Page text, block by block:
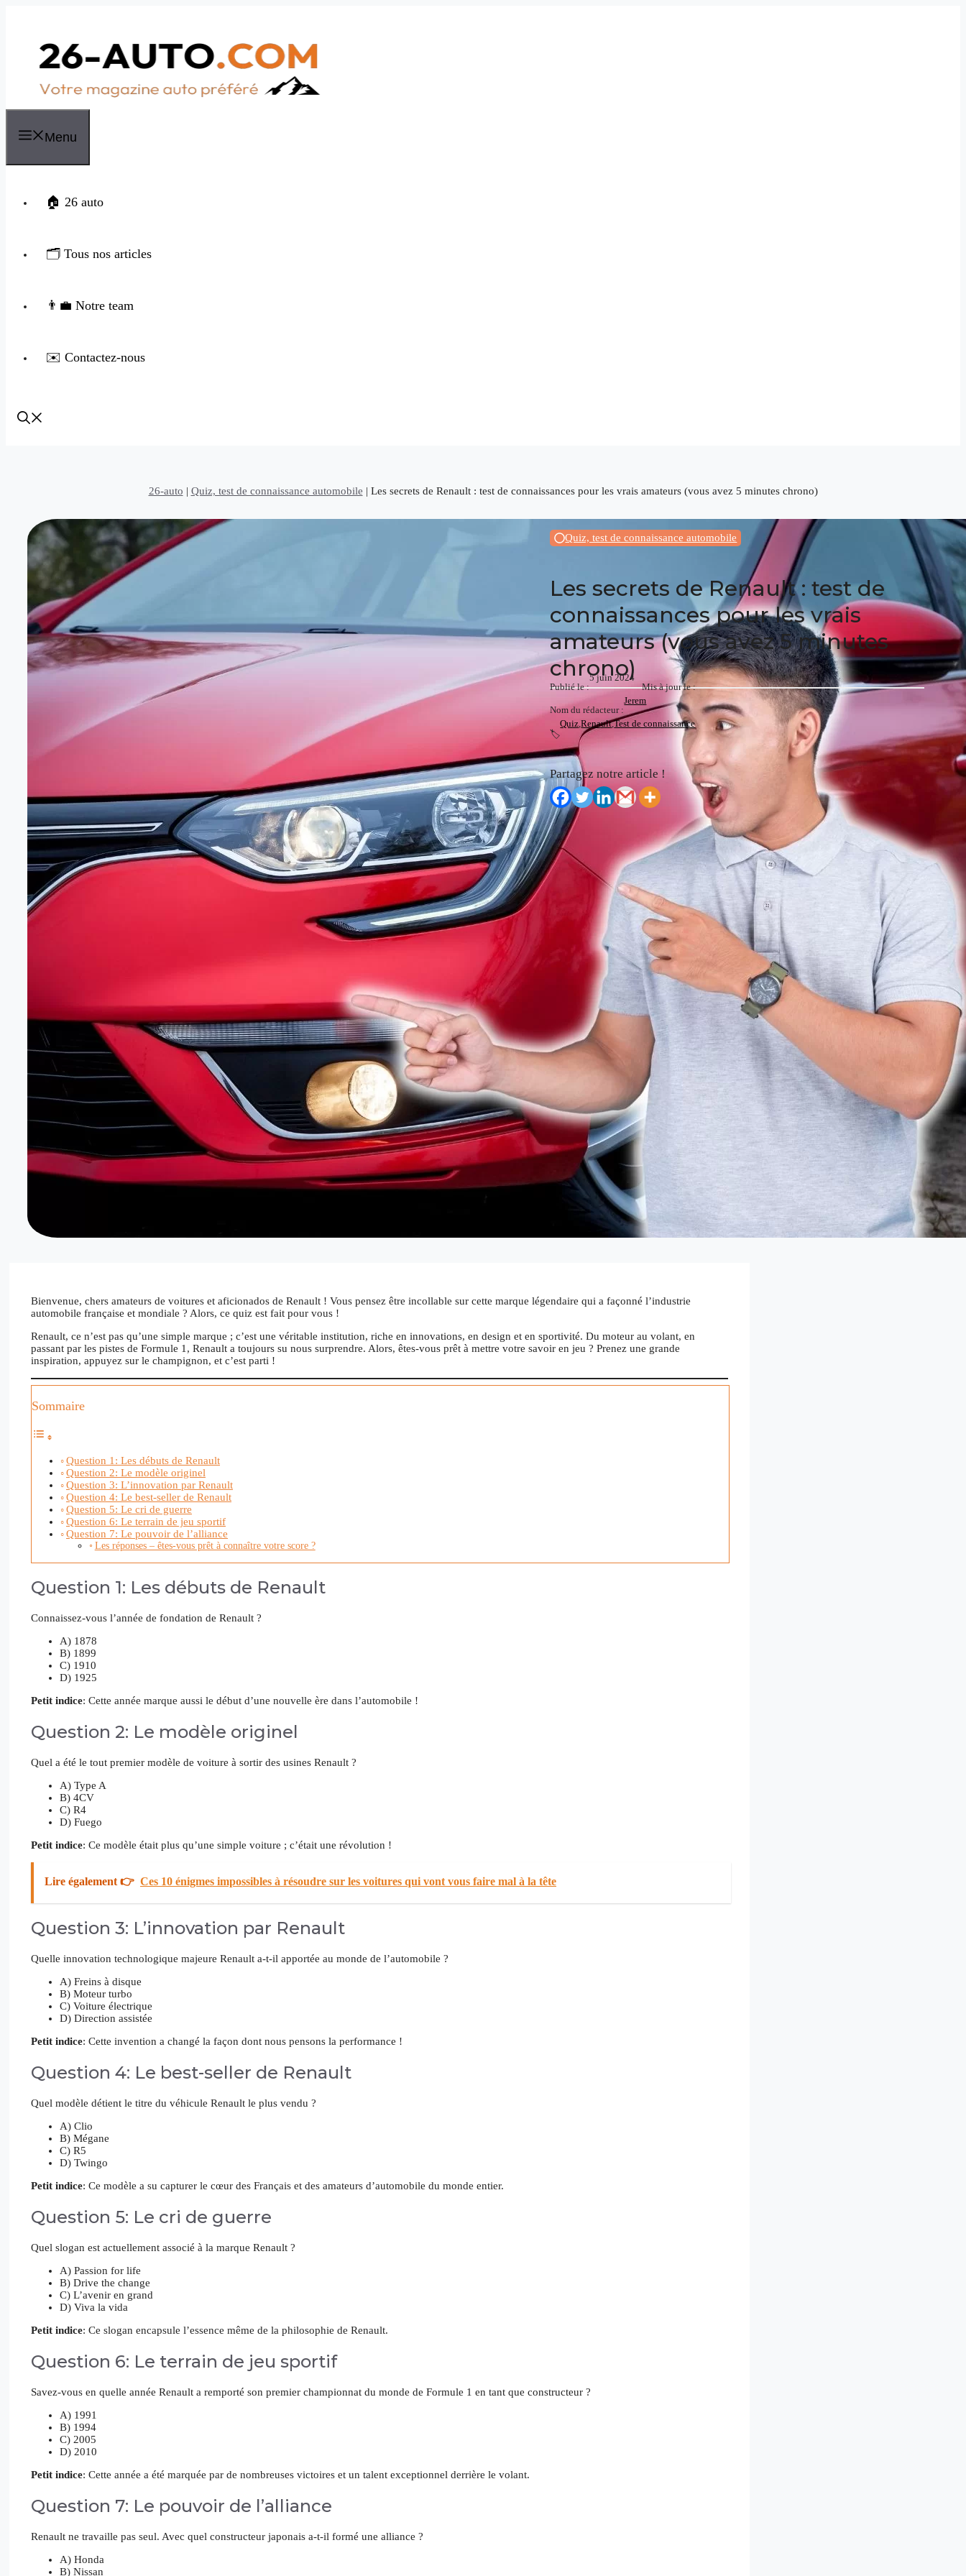
Menu
🏠 26 auto
🗂️ Tous nos articles
👨‍💼 Notre team
✉️ Contactez-nous
26-auto | Quiz, test de connaissance automobile | Les secrets de Renault : test de connaissances pour les vrais amateurs (vous avez 5 minutes chrono)
Quiz, test de connaissance automobile
Les secrets de Renault : test de
connaissances pour les vrais
amateurs (vous avez 5 minutes
chrono)
Publié le :
5 juin 2024
Mis à jour le :
Nom du rédacteur :
Jerem
🏷️
Quiz,Renault,Test de connaissance
Partagez notre article !
Bienvenue, chers amateurs de voitures et aficionados de Renault ! Vous pensez être incollable sur cette marque légendaire qui a façonné l’industrie
automobile française et mondiale ? Alors, ce quiz est fait pour vous !
Renault, ce n’est pas qu’une simple marque ; c’est une véritable institution, riche en innovations, en design et en sportivité. Du moteur au volant, en
passant par les pistes de Formule 1, Renault a toujours su nous surprendre. Alors, êtes-vous prêt à mettre votre savoir en jeu ? Prenez une grande
inspiration, appuyez sur le champignon, et c’est parti !
Sommaire
Question 1: Les débuts de Renault
Question 2: Le modèle originel
Question 3: L’innovation par Renault
Question 4: Le best-seller de Renault
Question 5: Le cri de guerre
Question 6: Le terrain de jeu sportif
Question 7: Le pouvoir de l’alliance
Les réponses – êtes-vous prêt à connaître votre score ?
Question 1: Les débuts de Renault
Connaissez-vous l’année de fondation de Renault ?
A) 1878
B) 1899
C) 1910
D) 1925
Petit indice: Cette année marque aussi le début d’une nouvelle ère dans l’automobile !
Question 2: Le modèle originel
Quel a été le tout premier modèle de voiture à sortir des usines Renault ?
A) Type A
B) 4CV
C) R4
D) Fuego
Petit indice: Ce modèle était plus qu’une simple voiture ; c’était une révolution !
Lire également 👉 Ces 10 énigmes impossibles à résoudre sur les voitures qui vont vous faire mal à la tête
Question 3: L’innovation par Renault
Quelle innovation technologique majeure Renault a-t-il apportée au monde de l’automobile ?
A) Freins à disque
B) Moteur turbo
C) Voiture électrique
D) Direction assistée
Petit indice: Cette invention a changé la façon dont nous pensons la performance !
Question 4: Le best-seller de Renault
Quel modèle détient le titre du véhicule Renault le plus vendu ?
A) Clio
B) Mégane
C) R5
D) Twingo
Petit indice: Ce modèle a su capturer le cœur des Français et des amateurs d’automobile du monde entier.
Question 5: Le cri de guerre
Quel slogan est actuellement associé à la marque Renault ?
A) Passion for life
B) Drive the change
C) L’avenir en grand
D) Viva la vida
Petit indice: Ce slogan encapsule l’essence même de la philosophie de Renault.
Question 6: Le terrain de jeu sportif
Savez-vous en quelle année Renault a remporté son premier championnat du monde de Formule 1 en tant que constructeur ?
A) 1991
B) 1994
C) 2005
D) 2010
Petit indice: Cette année a été marquée par de nombreuses victoires et un talent exceptionnel derrière le volant.
Question 7: Le pouvoir de l’alliance
Renault ne travaille pas seul. Avec quel constructeur japonais a-t-il formé une alliance ?
A) Honda
B) Nissan